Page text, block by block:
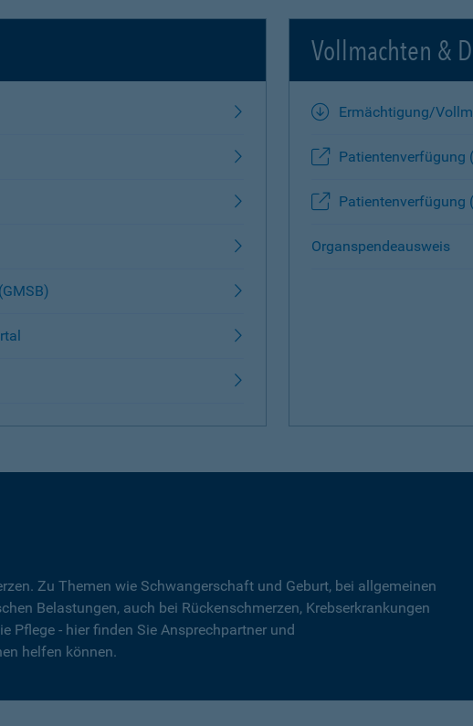
Vollmachten &
Ermächtigung/
Patientenverfügung
Patientenverfügung
Organspendeausweis
Zu Themen wie Schwangerschaft und Geburt, bei allgemeinen
Belastungen, auch bei Rückenschmerzen, Krebserkrankungen
Pflege - hier finden Sie Ansprechpartner und
helfen können.